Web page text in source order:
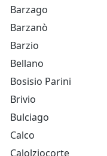
Barzago
Barzanò
Barzio
Bellano
Bosisio Parini
Brivio
Bulciago
Calco
Calolziocorte